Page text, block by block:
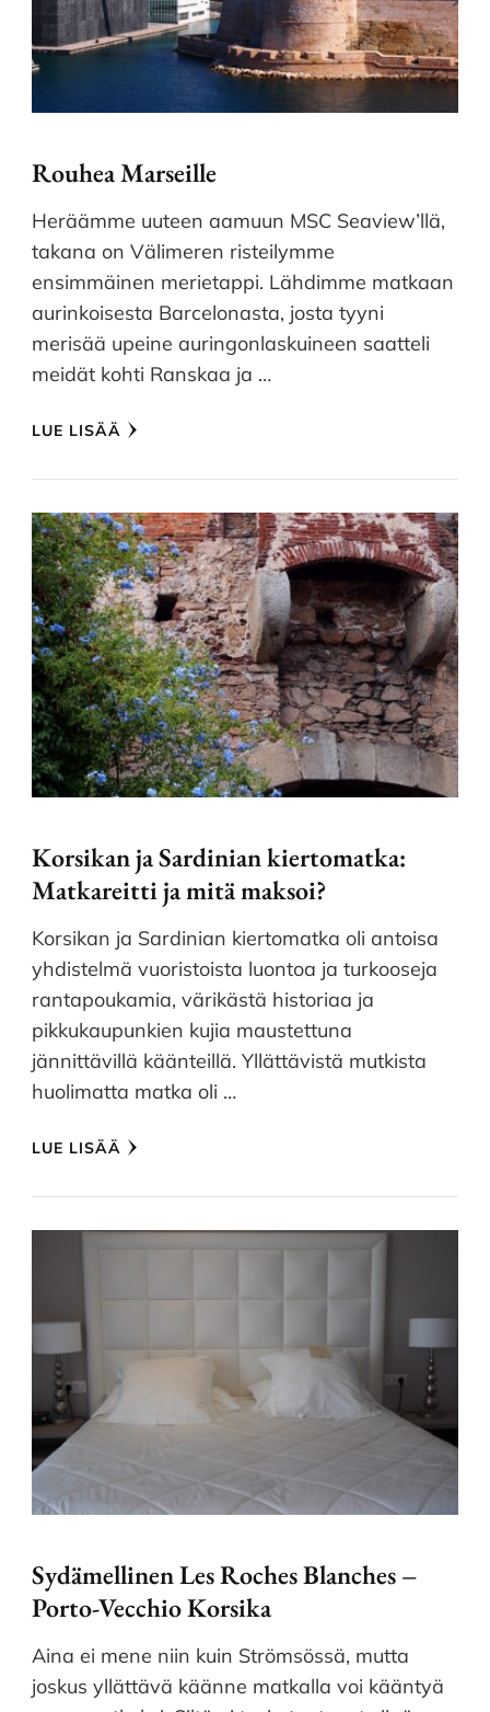
Rouhea Marseille
Heräämme uuteen aamuun MSC Seaview’llä,
takana on Välimeren risteilymme
ensimmäinen merietappi. Lähdimme matkaan
aurinkoisesta Barcelonasta, josta tyyni
merisää upeine auringonlaskuineen saatteli
meidät kohti Ranskaa ja …
LUE LISÄÄ
Korsikan ja Sardinian kiertomatka:
Matkareitti ja mitä maksoi?
Korsikan ja Sardinian kiertomatka oli antoisa
yhdistelmä vuoristoista luontoa ja turkooseja
rantapoukamia, värikästä historiaa ja
pikkukaupunkien kujia maustettuna
jännittävillä käänteillä. Yllättävistä mutkista
huolimatta matka oli …
LUE LISÄÄ
Sydämellinen Les Roches Blanches –
Porto-Vecchio Korsika
Aina ei mene niin kuin Strömsössä, mutta
joskus yllättävä käänne matkalla voi kääntyä